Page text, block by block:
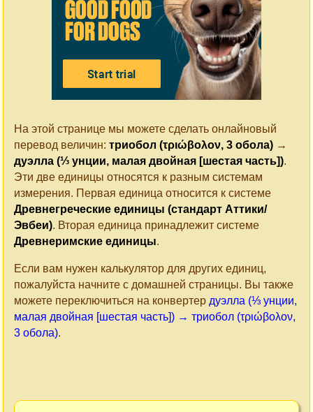
На этой странице мы можете сделать онлайновый
перевод величин: триобол (τριώβολον, 3 обола) →
дуэлла (⅓ унции, малая двойная [шестая часть]).
Эти две единицы относятся к разным системам
измерения. Первая единица относится к системе
Древнегреческие единицы (стандарт Аттики/
Эвбеи). Вторая единица принадлежит системе
Древнеримские единицы.
Если вам нужен калькулятор для других единиц,
пожалуйста начните с домашней страницы. Вы также
можете переключиться на конвертер дуэлла (⅓ унции,
малая двойная [шестая часть]) → триобол (τριώβολον,
3 обола).